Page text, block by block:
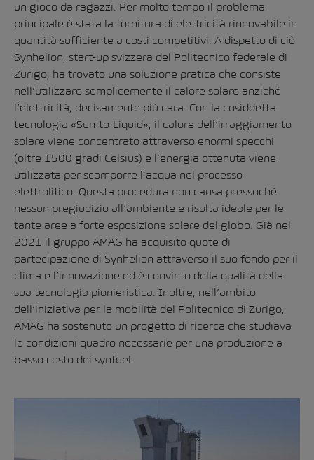
un gioco da ragazzi. Per molto tempo il problema
principale è stata la fornitura di elettricità rinnovabile in
quantità sufficiente a costi competitivi. A dispetto di ciò
Synhelion, start-up svizzera del Politecnico federale di
Zurigo, ha trovato una soluzione pratica che consiste
nell’utilizzare semplicemente il calore solare anziché
l’elettricità, decisamente più cara. Con la cosiddetta
tecnologia «Sun-to-Liquid», il calore dell’irraggiamento
solare viene concentrato attraverso enormi specchi
(oltre 1500 gradi Celsius) e l’energia ottenuta viene
utilizzata per scomporre l’acqua nel processo
elettrolitico. Questa procedura non causa pressoché
nessun pregiudizio all’ambiente e risulta ideale per le
tante aree a forte esposizione solare del globo. Già nel
2021 il gruppo AMAG ha acquisito quote di
partecipazione di Synhelion attraverso il suo fondo per il
clima e l’innovazione ed è convinto della qualità della
sua tecnologia pionieristica. Inoltre, nell’ambito
dell’iniziativa per la mobilità del Politecnico di Zurigo,
AMAG ha sostenuto un progetto di ricerca che studiava
le condizioni quadro necessarie per una produzione a
basso costo dei synfuel.